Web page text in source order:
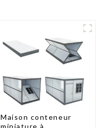
Maison conteneur